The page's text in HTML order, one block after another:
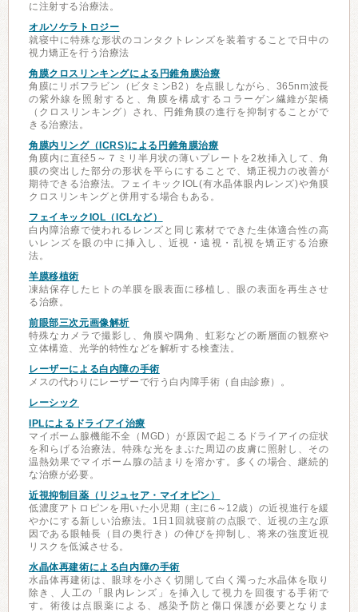
に注射する治療法。
オルソケラトロジー
就寝中に特殊な形状のコンタクトレンズを装着することで日中の
視力矯正を行う治療法
角膜クロスリンキングによる円錐角膜治療
角膜にリボフラビン（ビタミンB2）を点眼しながら、365nm波長
の紫外線を照射すると、角膜を構成するコラーゲン繊維が架橋
（クロスリンキング）され、円錐角膜の進行を抑制することがで
きる治療法。
角膜内リング（ICRS)による円錐角膜治療
角膜内に直径5～７ミリ半月状の薄いプレートを2枚挿入して、角
膜の突出した部分の形状を平らにすることで、矯正視力の改善が
期待できる治療法。フェイキックIOL(有水晶体眼内レンズ)や角膜
クロスリンキングと併用する場合もある。
フェイキックIOL（ICLなど）
白内障治療で使われるレンズと同じ素材でできた生体適合性の高
いレンズを眼の中に挿入し、近視・遠視・乱視を矯正する治療
法。
羊膜移植術
凍結保存したヒトの羊膜を眼表面に移植し、眼の表面を再生させ
る治療。
前眼部三次元画像解析
特殊なカメラで撮影し、角膜や隅角、虹彩などの断層面の観察や
立体構造、光学的特性などを解析する検査法。
レーザーによる白内障の手術
メスの代わりにレーザーで行う白内障手術（自由診療）。
レーシック
IPLによるドライアイ治療
マイボーム腺機能不全（MGD）が原因で起こるドライアイの症状
を和らげる治療法。特殊な光をまぶた周辺の皮膚に照射し、その
温熱効果でマイボーム腺の詰まりを溶かす。多くの場合、継続的
な治療が必要。
近視抑制目薬（リジュセア・マイオピン）
低濃度アトロピンを用いた小児期（主に6～12歳）の近視進行を緩
やかにする新しい治療法。1日1回就寝前の点眼で、近視の主な原
因である眼軸長（目の奥行き）の伸びを抑制し、将来の強度近視
リスクを低減させる。
水晶体再建術による白内障の手術
水晶体再建術は、眼球を小さく切開して白く濁った水晶体を取り
除き、人工の「眼内レンズ」を挿入して視力を回復する手術で
す。術後は点眼薬による、感染予防と傷口保護が必要となりま